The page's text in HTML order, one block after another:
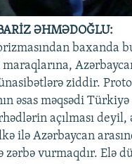
ƏHMƏDOĞLU:
baxanda
maraqlarına,
ziddir.
əsas məqsədi
açılması deyil,
ilə Azərbaycan
zərbə vurmaqdır. Elə